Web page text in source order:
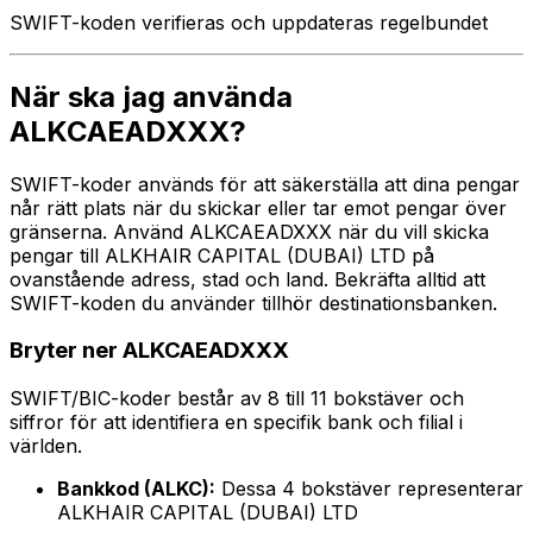
SWIFT-koden verifieras och uppdateras regelbundet
När ska jag använda
ALKCAEADXXX?
SWIFT-koder används för att säkerställa att dina pengar
når rätt plats när du skickar eller tar emot pengar över
gränserna. Använd ALKCAEADXXX när du vill skicka
pengar till ALKHAIR CAPITAL (DUBAI) LTD på
ovanstående adress, stad och land. Bekräfta alltid att
SWIFT-koden du använder tillhör destinationsbanken.
Bryter ner ALKCAEADXXX
SWIFT/BIC-koder består av 8 till 11 bokstäver och
siffror för att identifiera en specifik bank och filial i
världen.
Bankkod (ALKC): Dessa 4 bokstäver representerar
ALKHAIR CAPITAL (DUBAI) LTD